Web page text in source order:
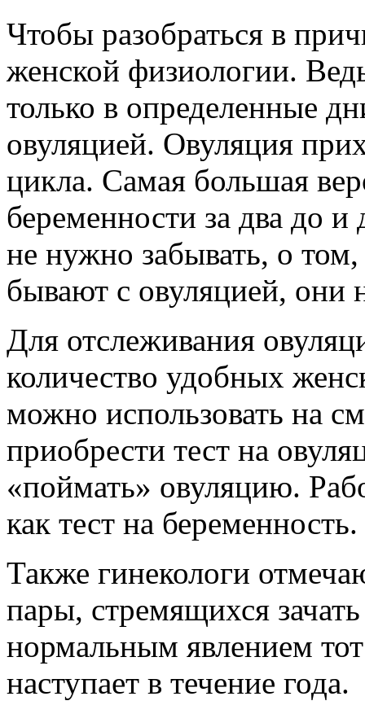
Чтобы разобраться в
женской физиологии.
только в определенные
овуляцией. Овуляция
цикла. Самая большая
беременности за два до
не нужно забывать, о
бывают с овуляцией, они
Для отслеживания
количество удобных
можно использовать на
приобрести тест на
«поймать» овуляцию.
как тест на беременность.
Также гинекологи
пары, стремящихся зачать
нормальным явлением
наступает в течение года.